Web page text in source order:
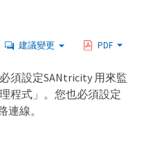
建議變更 PDF
須設定SANtricity 用來監
程式」。您也必須設定
連線。